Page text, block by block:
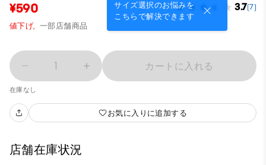
サイズ選択のお悩みを
こちらで解決できます
¥590 3.7(7)
値下げ, 一部店舗商品
1 カートに入れる
在庫なし
お気に入りに追加する
店舗在庫状況